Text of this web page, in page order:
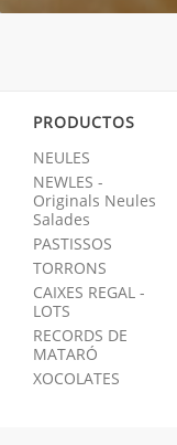
PRODUCTOS
NEULES
NEWLES -
Originals Neules
Salades
PASTISSOS
TORRONS
CAIXES REGAL -
LOTS
RECORDS DE
MATARÓ
XOCOLATES